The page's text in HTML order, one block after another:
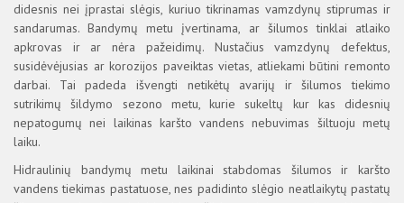
didesnis nei įprastai slėgis, kuriuo tikrinamas vamzdynų stiprumas ir
sandarumas. Bandymų metu įvertinama, ar šilumos tinklai atlaiko
apkrovas ir ar nėra pažeidimų. Nustačius vamzdynų defektus,
susidėvėjusias ar korozijos paveiktas vietas, atliekami būtini remonto
darbai. Tai padeda išvengti netikėtų avarijų ir šilumos tiekimo
sutrikimų šildymo sezono metu, kurie sukeltų kur kas didesnių
nepatogumų nei laikinas karšto vandens nebuvimas šiltuoju metų
laiku.
Hidraulinių bandymų metu laikinai stabdomas šilumos ir karšto
vandens tiekimas pastatuose, nes padidinto slėgio neatlaikytų pastatų